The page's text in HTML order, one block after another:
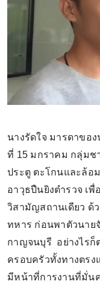
นางรัดใจ มารดาขอ
ที่ 15 มกราคม กลุ่มช
ประตู ตะโกนและล้อ
อาวุธปืนยิงตำรวจ เ
วิสามัญสถานเดียว ด้
ทหาร ก่อนพาตัวนาย
กาญจนบุรี อย่างไรก็
ครอบครัวทั้งทางตรง
มีหน้าที่การงานที่มั่น